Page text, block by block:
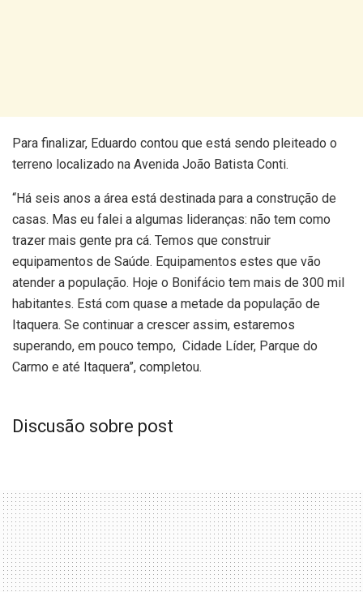
Para finalizar, Eduardo contou que está sendo pleiteado o
terreno localizado na Avenida João Batista Conti.
“Há seis anos a área está destinada para a construção de
casas. Mas eu falei a algumas lideranças: não tem como
trazer mais gente pra cá. Temos que construir
equipamentos de Saúde. Equipamentos estes que vão
atender a população. Hoje o Bonifácio tem mais de 300 mil
habitantes. Está com quase a metade da população de
Itaquera. Se continuar a crescer assim, estaremos
superando, em pouco tempo, Cidade Líder, Parque do
Carmo e até Itaquera”, completou.
Discusão sobre post